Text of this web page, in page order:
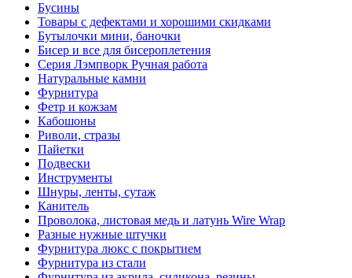
Бусины
Товары с дефектами и хорошими скидками
Бутылочки мини, баночки
Бисер и все для бисероплетения
Серия Лэмпворк Ручная работа
Натуральные камни
Фурнитура
Фетр и кожзам
Кабошоны
Риволи, стразы
Пайетки
Подвески
Инструменты
Шнуры, ленты, сутаж
Канитель
Проволока, листовая медь и латунь Wire Wrap
Разные нужные штучки
Фурнитура люкс с покрытием
Фурнитура из стали